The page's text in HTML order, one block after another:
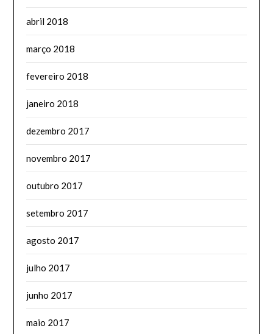
abril 2018
março 2018
fevereiro 2018
janeiro 2018
dezembro 2017
novembro 2017
outubro 2017
setembro 2017
agosto 2017
julho 2017
junho 2017
maio 2017